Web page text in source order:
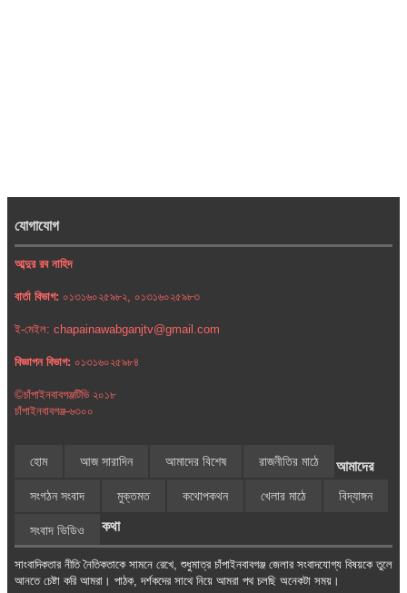
যোগাযোগ
আব্দুর রব নাহিদ
বার্তা বিভাগ: ০১৩১৬০২৫৯৮২, ০১৩১৬০২৫৯৮৩
ই-মেইল: chapainawabganjtv@gmail.com
বিজ্ঞাপন বিভাগ: ০১৩১৬০২৫৯৮৪
©চাঁপাইনবাবগঞ্জটিভি ২০১৮
চাঁপাইনবাবগঞ্জ-৬৩০০
হোম আজ সারাদিন আমাদের বিশেষ রাজনীতির মাঠে
সংগঠন সংবাদ মুক্তমত কথোপকথন খেলার মাঠে বিদ্যাঙ্গন
সংবাদ ভিডিও
আমাদের
কথা
সাংবাদিকতার নীতি নৈতিকতাকে সামনে রেখে, শুধুমাত্র চাঁপাইনবাবগঞ্জ জেলার সংবাদযোগ্য বিষয়কে তুলে
আনতে চেষ্টা করি আমরা। পাঠক, দর্শকদের সাথে নিয়ে আমরা পথ চলছি অনেকটা সময়।